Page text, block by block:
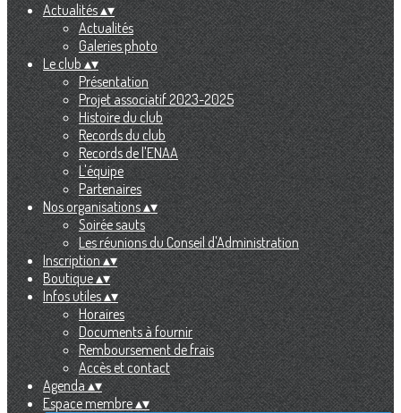
Actualités▴▾
Actualités
Galeries photo
Le club▴▾
Présentation
Projet associatif 2023-2025
Histoire du club
Records du club
Records de l'ENAA
L'équipe
Partenaires
Nos organisations▴▾
Soirée sauts
Les réunions du Conseil d'Administration
Inscription▴▾
Boutique▴▾
Infos utiles▴▾
Horaires
Documents à fournir
Remboursement de frais
Accès et contact
Agenda▴▾
Espace membre▴▾